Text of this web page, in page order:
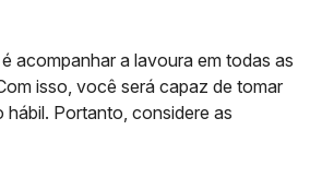
acompanhar a lavoura em todas as
isso, você será capaz de tomar
hábil. Portanto, considere as